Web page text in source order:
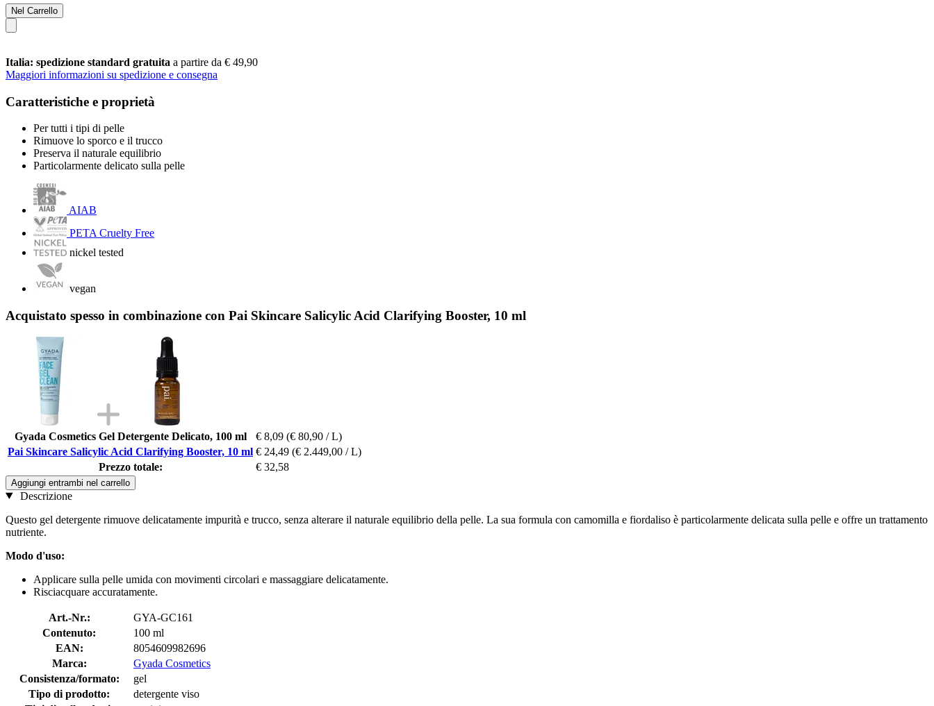
Nel Carrello
Italia: spedizione standard gratuita a partire da € 49,90
Maggiori informazioni su spedizione e consegna
Caratteristiche e proprietà
Per tutti i tipi di pelle
Rimuove lo sporco e il trucco
Preserva il naturale equilibrio
Particolarmente delicato sulla pelle
AIAB
PETA Cruelty Free
nickel tested
vegan
Acquistato spesso in combinazione con Pai Skincare Salicylic Acid Clarifying Booster, 10 ml
Gyada Cosmetics Gel Detergente Delicato, 100 ml € 8,09 (€ 80,90 / L)
Pai Skincare Salicylic Acid Clarifying Booster, 10 ml € 24,49 (€ 2.449,00 / L)
Prezzo totale:
€ 32,58
Aggiungi entrambi nel carrello
Descrizione
Questo gel detergente rimuove delicatamente impurità e trucco, senza alterare il naturale equilibrio della pelle. La sua formula con camomilla e fiordaliso è particolarmente delicata sulla pelle e offre un trattamento
nutriente.
Modo d'uso:
Applicare sulla pelle umida con movimenti circolari e massaggiare delicatamente.
Risciacquare accuratamente.
Art.-Nr.:
GYA-GC161
Contenuto:
100 ml
EAN:
8054609982696
Marca:
Gyada Cosmetics
Consistenza/formato:
gel
Tipo di prodotto:
detergente viso